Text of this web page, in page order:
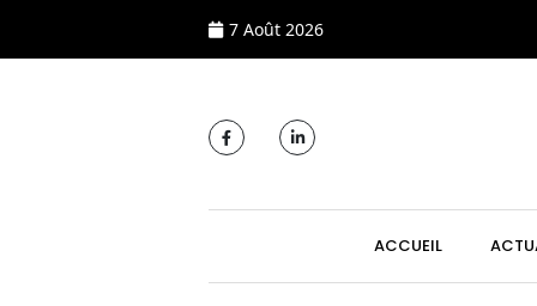
7 Août 2026
ACCUEIL